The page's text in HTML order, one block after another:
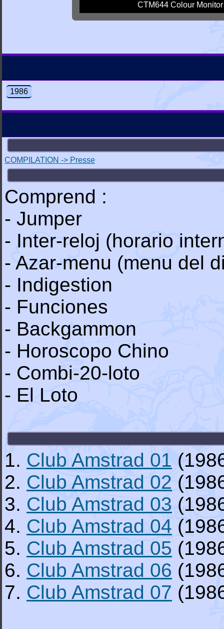
CTM644 Colour Monitor
1986
COMPILATION -> Presse
Comprend :
- Jumper
- Inter-reloj (horario
- Azar-menu (menu del
- Indigestion
- Funciones
- Backgammon
- Horoscopo Chino
- Combi-20-loto
- El Loto
1. Club Amstrad 01
2. Club Amstrad 02
3. Club Amstrad 03
4. Club Amstrad 04
5. Club Amstrad 05
6. Club Amstrad 06
7. Club Amstrad 07